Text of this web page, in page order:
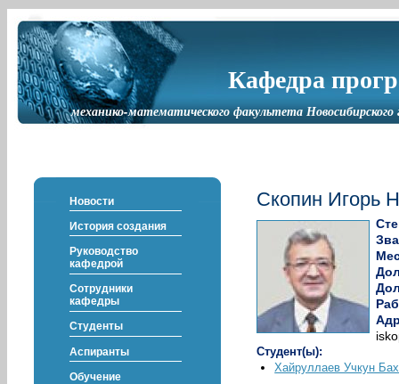
Кафедра
механико-математического факультета Новосибирского
Скопин Игорь
Студент(ы):
Хайруллаев Учкун
Новости
История создания
Руководство
кафедрой
Сотрудники
кафедры
Студенты
Аспиранты
Обучение